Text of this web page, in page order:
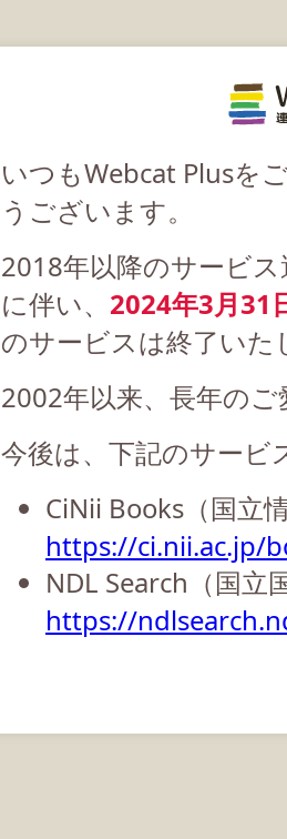
いつもWebcat Plusを
うございます。
2018年以降のサービ
に伴い、 2024年3月31
のサービスは終了いた
2002年以来、長年の
今後は、下記のサービ
CiNii Books（国立
https://ci.nii.ac.jp/
NDL Search（国立
https://